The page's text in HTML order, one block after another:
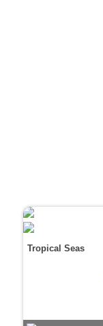
Tropical Seas